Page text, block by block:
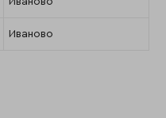
Иваново